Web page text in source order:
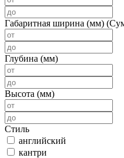
Габаритная ширина (мм)
Глубина (мм)
Высота (мм)
Стиль
английский
кантри